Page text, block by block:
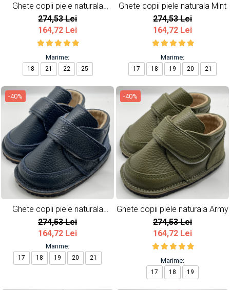
Ghete copii piele naturala
Ivoire
274,53 Lei
164,72 Lei
Marime:
18 21 22 25
Ghete copii piele naturala Mint
274,53 Lei
164,72 Lei
Marime:
17 18 19 20 21
-40%
Ghete copii piele naturala
Bleumarin
274,53 Lei
164,72 Lei
Marime:
17 18 19 20 21
-40%
Ghete copii piele naturala Army
274,53 Lei
164,72 Lei
Marime:
17 18 19